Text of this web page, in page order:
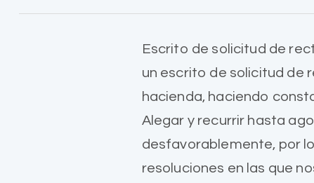
Escrito de solicitud de
un escrito de solicitud de
hacienda, haciendo
Alegar y recurrir hasta
desfavorablemente, por
resoluciones en las que